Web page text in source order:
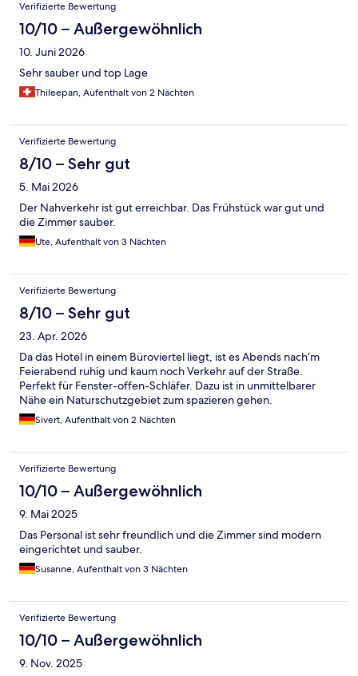
Verifizierte Bewertung
10/10 – Außergewöhnlich
10. Juni 2026
Sehr sauber und top Lage
Thileepan, Aufenthalt von 2 Nächten
Verifizierte Bewertung
8/10 – Sehr gut
5. Mai 2026
Der Nahverkehr ist gut erreichbar. Das Frühstück war gut und
die Zimmer sauber.
Ute, Aufenthalt von 3 Nächten
Verifizierte Bewertung
8/10 – Sehr gut
23. Apr. 2026
Da das Hotel in einem Büroviertel liegt, ist es Abends nach‘m
Feierabend ruhig und kaum noch Verkehr auf der Straße.
Perfekt für Fenster-offen-Schläfer. Dazu ist in unmittelbarer
Nähe ein Naturschutzgebiet zum spazieren gehen.
Sivert, Aufenthalt von 2 Nächten
Verifizierte Bewertung
10/10 – Außergewöhnlich
9. Mai 2025
Das Personal ist sehr freundlich und die Zimmer sind modern
eingerichtet und sauber.
Susanne, Aufenthalt von 3 Nächten
Verifizierte Bewertung
10/10 – Außergewöhnlich
9. Nov. 2025